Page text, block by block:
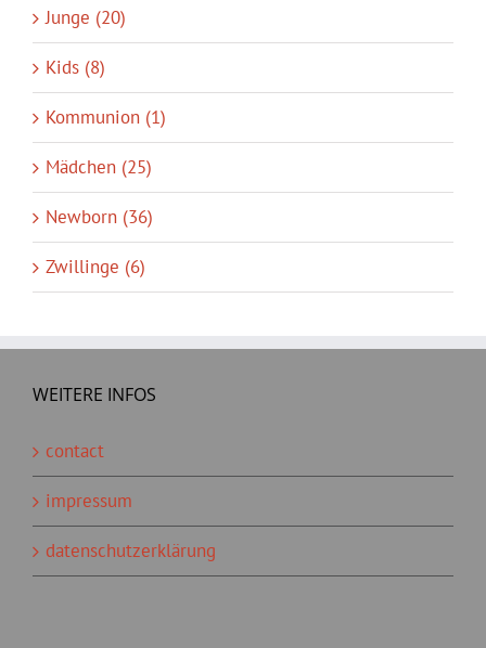
Junge (20)
Kids (8)
Kommunion (1)
Mädchen (25)
Newborn (36)
Zwillinge (6)
WEITERE INFOS
contact
impressum
datenschutzerklärung